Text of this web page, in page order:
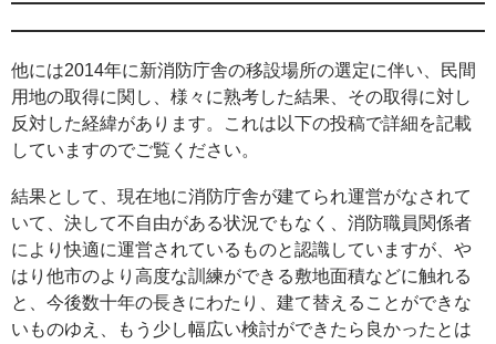
他には2014年に新消防庁舎の移設場所の選定に伴い、民間
用地の取得に関し、様々に熟考した結果、その取得に対し
反対した経緯があります。これは以下の投稿で詳細を記載
していますのでご覧ください。
結果として、現在地に消防庁舎が建てられ運営がなされて
いて、決して不自由がある状況でもなく、消防職員関係者
により快適に運営されているものと認識していますが、や
はり他市のより高度な訓練ができる敷地面積などに触れる
と、今後数十年の長きにわたり、建て替えることができな
いものゆえ、もう少し幅広い検討ができたら良かったとは